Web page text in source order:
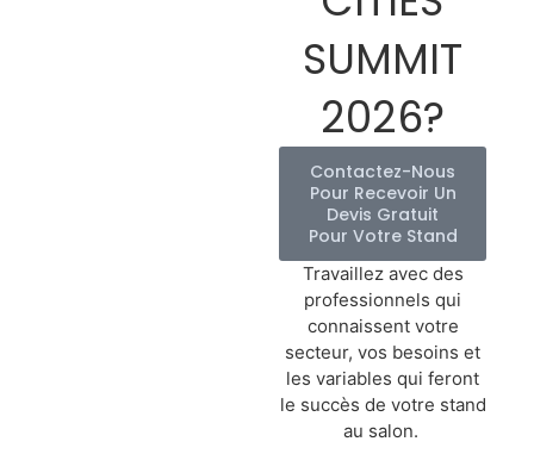
SUMMIT
2026?
Contactez-Nous
Pour Recevoir Un
Devis Gratuit
Pour Votre Stand
Travaillez avec des
professionnels qui
connaissent votre
secteur, vos besoins et
les variables qui feront
le succès de votre stand
au salon.